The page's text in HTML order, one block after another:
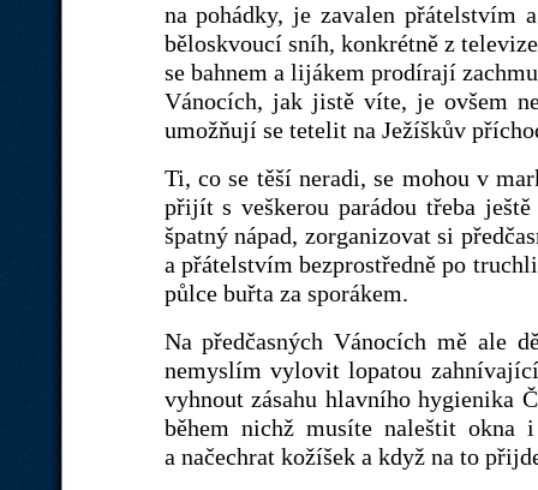
na pohádky, je zavalen přátelstvím
běloskvoucí sníh, konkrétně z
se bahnem a lijákem prodírají
Vánocích, jak jistě víte, je ovšem
umožňují se tetelit na Ježíškův
Ti, co se těší neradi, se mohou v
přijít s veškerou parádou třeba
špatný nápad, zorganizovat si
a přátelstvím bezprostředně po
půlce buřta za sporákem.
Na předčasných Vánocích mě ale
nemyslím vylovit lopatou
vyhnout zásahu hlavního hygienika
během nichž musíte naleštit okna
a načechrat kožíšek a když na to